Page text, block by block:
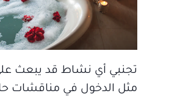
تجنبي أي نشاط قد يبعث على
مثل الدخول في مناقشات